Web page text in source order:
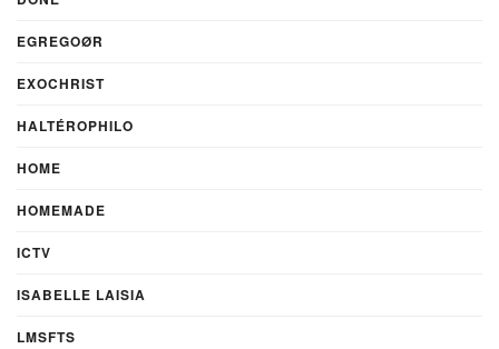
EGREGOØR
EXOCHRIST
HALTÉROPHILO
HOME
HOMEMADE
ICTV
ISABELLE LAISIA
LMSFTS